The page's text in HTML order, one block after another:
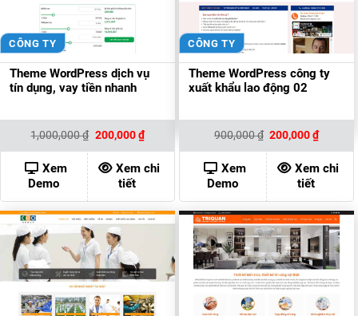
CÔNG TY
Theme WordPress dịch vụ
tín dụng, vay tiền nhanh
1,000,000₫ Giá
là:
1,000,000 ₫.
200,000₫Giá
hiện
tại
là:
200,000 ₫.
Xem
Demo
Xem chi
tiết
CÔNG TY
Theme WordPress công ty
xuất khẩu lao động 02
900,000₫ Giá
là:
900,000 ₫.
200,000₫Giá
hiện
tại
là:
Xem
Demo
Xem chi
tiết